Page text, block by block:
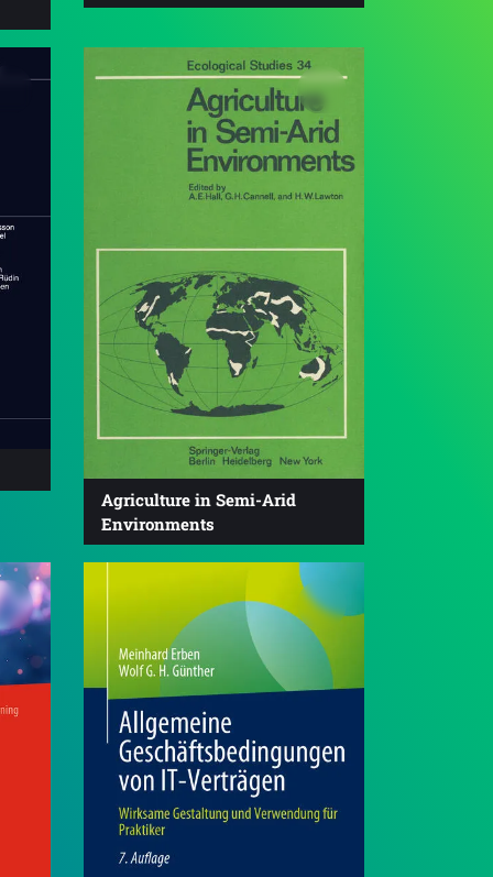
Agriculture in Semi-Arid
Environments